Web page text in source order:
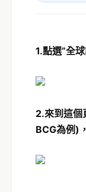
1.點選”全
2.來到這
BCG為例)